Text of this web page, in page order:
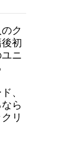
ク
初
ニ
、
ら
リ